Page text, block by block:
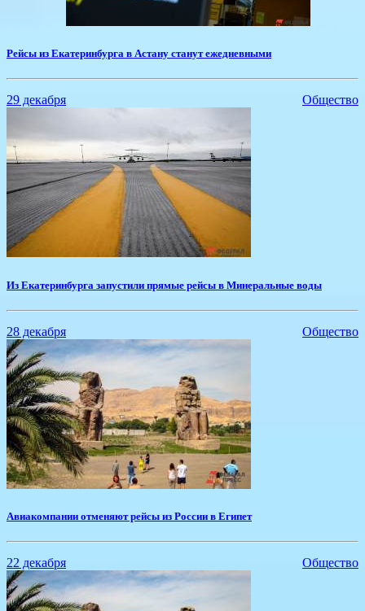
Рейсы из Екатеринбурга в Астану станут ежедневными
29 декабря Общество
Из Екатеринбурга запустили прямые рейсы в Минеральные воды
28 декабря Общество
Авиакомпании отменяют рейсы из России в Египет
22 декабря Общество